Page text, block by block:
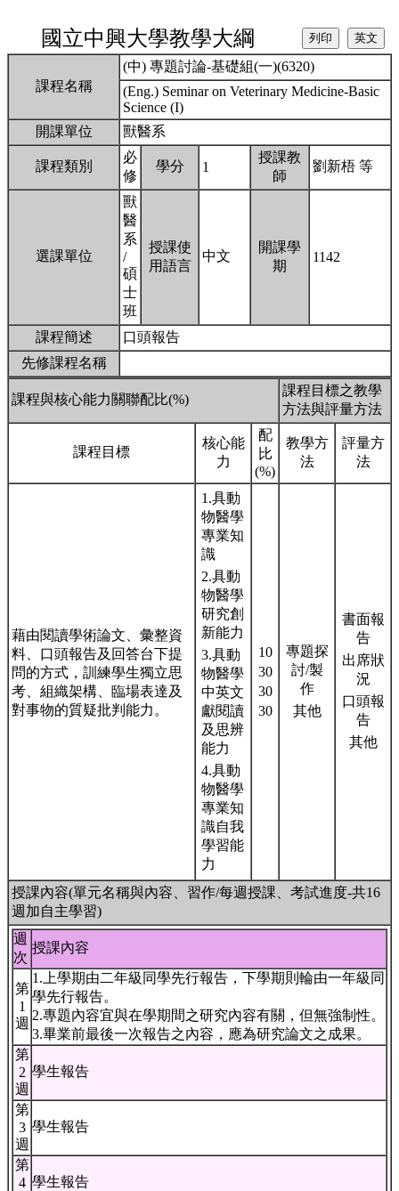
國立中興大學教學大綱
課程名稱
(中) 專題討論-基礎組(一)(6320)
(Eng.) Seminar on Veterinary Medicine-Basic
Science (I)
開課單位
獸醫系
課程類別
必
修
學分 1
授課教
師
劉新梧 等
選課單位
獸
醫
系
/
碩
士
班
授課使
用語言
中文
開課學
期
1142
課程簡述
口頭報告
先修課程名稱
課程與核心能力關聯配比(%)
課程目標之教學
方法與評量方法
課程目標
核心能
力
配
比
(%)
教學方
法
評量方
法
藉由閱讀學術論文、彙整資
料、口頭報告及回答台下提
問的方式，訓練學生獨立思
考、組織架構、臨場表達及
對事物的質疑批判能力。
1.具動
物醫學
專業知
識
2.具動
物醫學
研究創
新能力
3.具動
物醫學
中英文
獻閱讀
及思辨
能力
4.具動
物醫學
專業知
識自我
學習能
力
10
30
30
30
專題探
討/製
作
其他
書面報
告
出席狀
況
口頭報
告
其他
授課內容(單元名稱與內容、習作/每週授課、考試進度-共16
週加自主學習)
週
次
授課內容
第
1
週
1.上學期由二年級同學先行報告，下學期則輪由一年級同
學先行報告。
2.專題內容宜與在學期間之研究內容有關，但無強制性。
3.畢業前最後一次報告之內容，應為研究論文之成果。
第
2
週
學生報告
第
3
週
學生報告
第
4 學生報告